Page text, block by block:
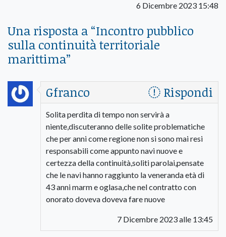
6 Dicembre 2023 15:48
Una risposta a “Incontro pubblico
sulla continuità territoriale
marittima”
Gfranco
Rispondi
Solita perdita di tempo non servirà a
niente,discuteranno delle solite problematiche
che per anni come regione non si sono mai resi
responsabili come appunto navi nuove e
certezza della continuità,soliti parolai,pensate
che le navi hanno raggiunto la veneranda età di
43 anni marm e oglasa,che nel contratto con
onorato doveva doveva fare nuove
7 Dicembre 2023 alle 13:45